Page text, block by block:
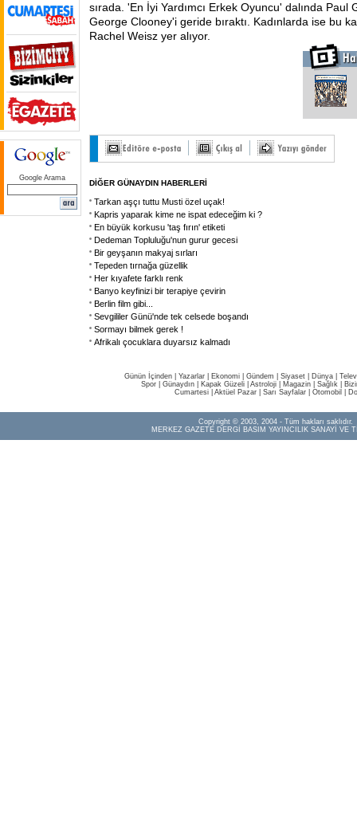
Google Arama
sırada. 'En İyi Yardımcı Erkek Oyuncu' dalında Paul
George Clooney'i geride bıraktı. Kadınlarda ise bu
Rachel Weisz yer alıyor.
DİĞER GÜNAYDIN HABERLERİ
Tarkan aşçı tuttu Musti özel uçak!
Kapris yaparak kime ne ispat edeceğim ki ?
En büyük korkusu 'taş fırın' etiketi
Dedeman Topluluğu'nun gurur gecesi
Bir geyşanın makyaj sırları
Tepeden tırnağa güzellik
Her kıyafete farklı renk
Banyo keyfinizi bir terapiye çevirin
Berlin film gibi...
Sevgililer Günü'nde tek celsede boşandı
Sormayı bilmek gerek !
Afrikalı çocuklara duyarsız kalmadı
Günün İçinden Yazarlar Ekonomi Gündem Siyaset Dünya |
Spor
Günaydın Kapak Güzeli Astroloji Magazin Sağlık
Cumartesi| Aktüel Pazar| Sarı Sayfalar| Otomobil
Copyright © 2003, 2004 - Tüm hakları saklıdır.
MERKEZ GAZETE DERGİ BASIM YAYINCILIK SANAYİ VE